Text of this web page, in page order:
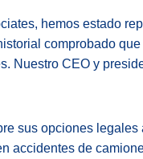
hemos estado
comprobado
Nuestro CEO y
sus opciones
accidentes de